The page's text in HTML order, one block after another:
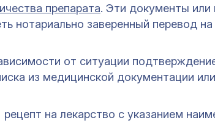
препарата. Эти документы или
нотариально заверенный перевод на
от ситуации
из медицинской документации
рецепт на лекарство с указанием